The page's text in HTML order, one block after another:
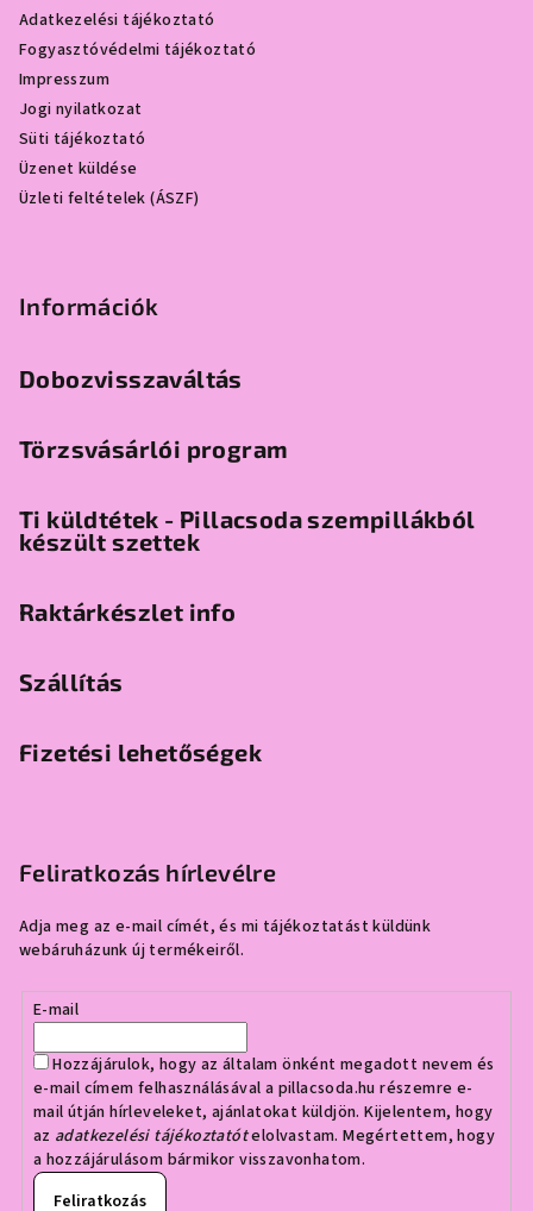
Adatkezelési tájékoztató
Fogyasztóvédelmi tájékoztató
Impresszum
Jogi nyilatkozat
Süti tájékoztató
Üzenet küldése
Üzleti feltételek (ÁSZF)
Információk
Dobozvisszaváltás
Törzsvásárlói program
Ti küldtétek - Pillacsoda szempillákból
készült szettek
Raktárkészlet info
Szállítás
Fizetési lehetőségek
Feliratkozás hírlevélre
Adja meg az e-mail címét, és mi tájékoztatást küldünk
webáruházunk új termékeiről.
E-mail
Hozzájárulok, hogy az általam önként megadott nevem és
e-mail címem felhasználásával a pillacsoda.hu részemre e-
mail útján hírleveleket, ajánlatokat küldjön. Kijelentem, hogy
az adatkezelési tájékoztatótelolvastam. Megértettem, hogy
a hozzájárulásom bármikor visszavonhatom.
Feliratkozás